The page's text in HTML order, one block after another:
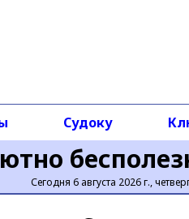
Сегодня 6 августа 2026 г.,
Судоку